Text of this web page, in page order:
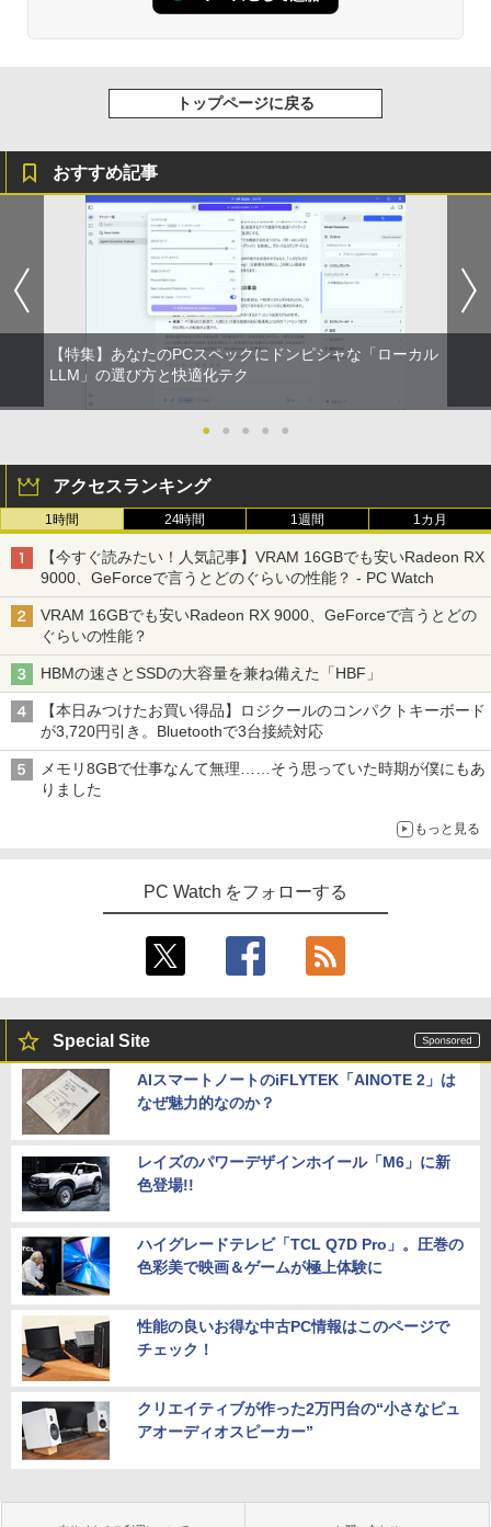
トップページに戻る
おすすめ記事
【特集】あなたのPCスペックにドンピシャな「ローカル
LLM」の選び方と快適化テク
● ● ● ● ●
アクセスランキング
1時間 24時間 1週間 1カ月
【今すぐ読みたい！人気記事】VRAM 16GBでも安いRadeon RX
9000、GeForceで言うとどのぐらいの性能？ - PC Watch
VRAM 16GBでも安いRadeon RX 9000、GeForceで言うとどの
ぐらいの性能？
HBMの速さとSSDの大容量を兼ね備えた「HBF」
【本日みつけたお買い得品】ロジクールのコンパクトキーボード
が3,720円引き。Bluetoothで3台接続対応
メモリ8GBで仕事なんて無理……そう思っていた時期が僕にもあ
りました
もっと見る
PC Watch をフォローする
Special Site
AIスマートノートのiFLYTEK「AINOTE 2」は
なぜ魅力的なのか？
レイズのパワーデザインホイール「M6」に新
色登場!!
ハイグレードテレビ「TCL Q7D Pro」。圧巻の
色彩美で映画＆ゲームが極上体験に
性能の良いお得な中古PC情報はこのページで
チェック！
クリエイティブが作った2万円台の“小さなピュ
アオーディオスピーカー”